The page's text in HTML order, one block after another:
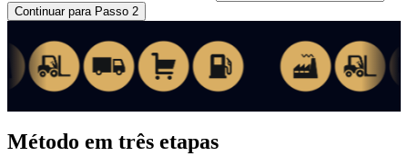
Continuar para Passo 2
Método em três etapas